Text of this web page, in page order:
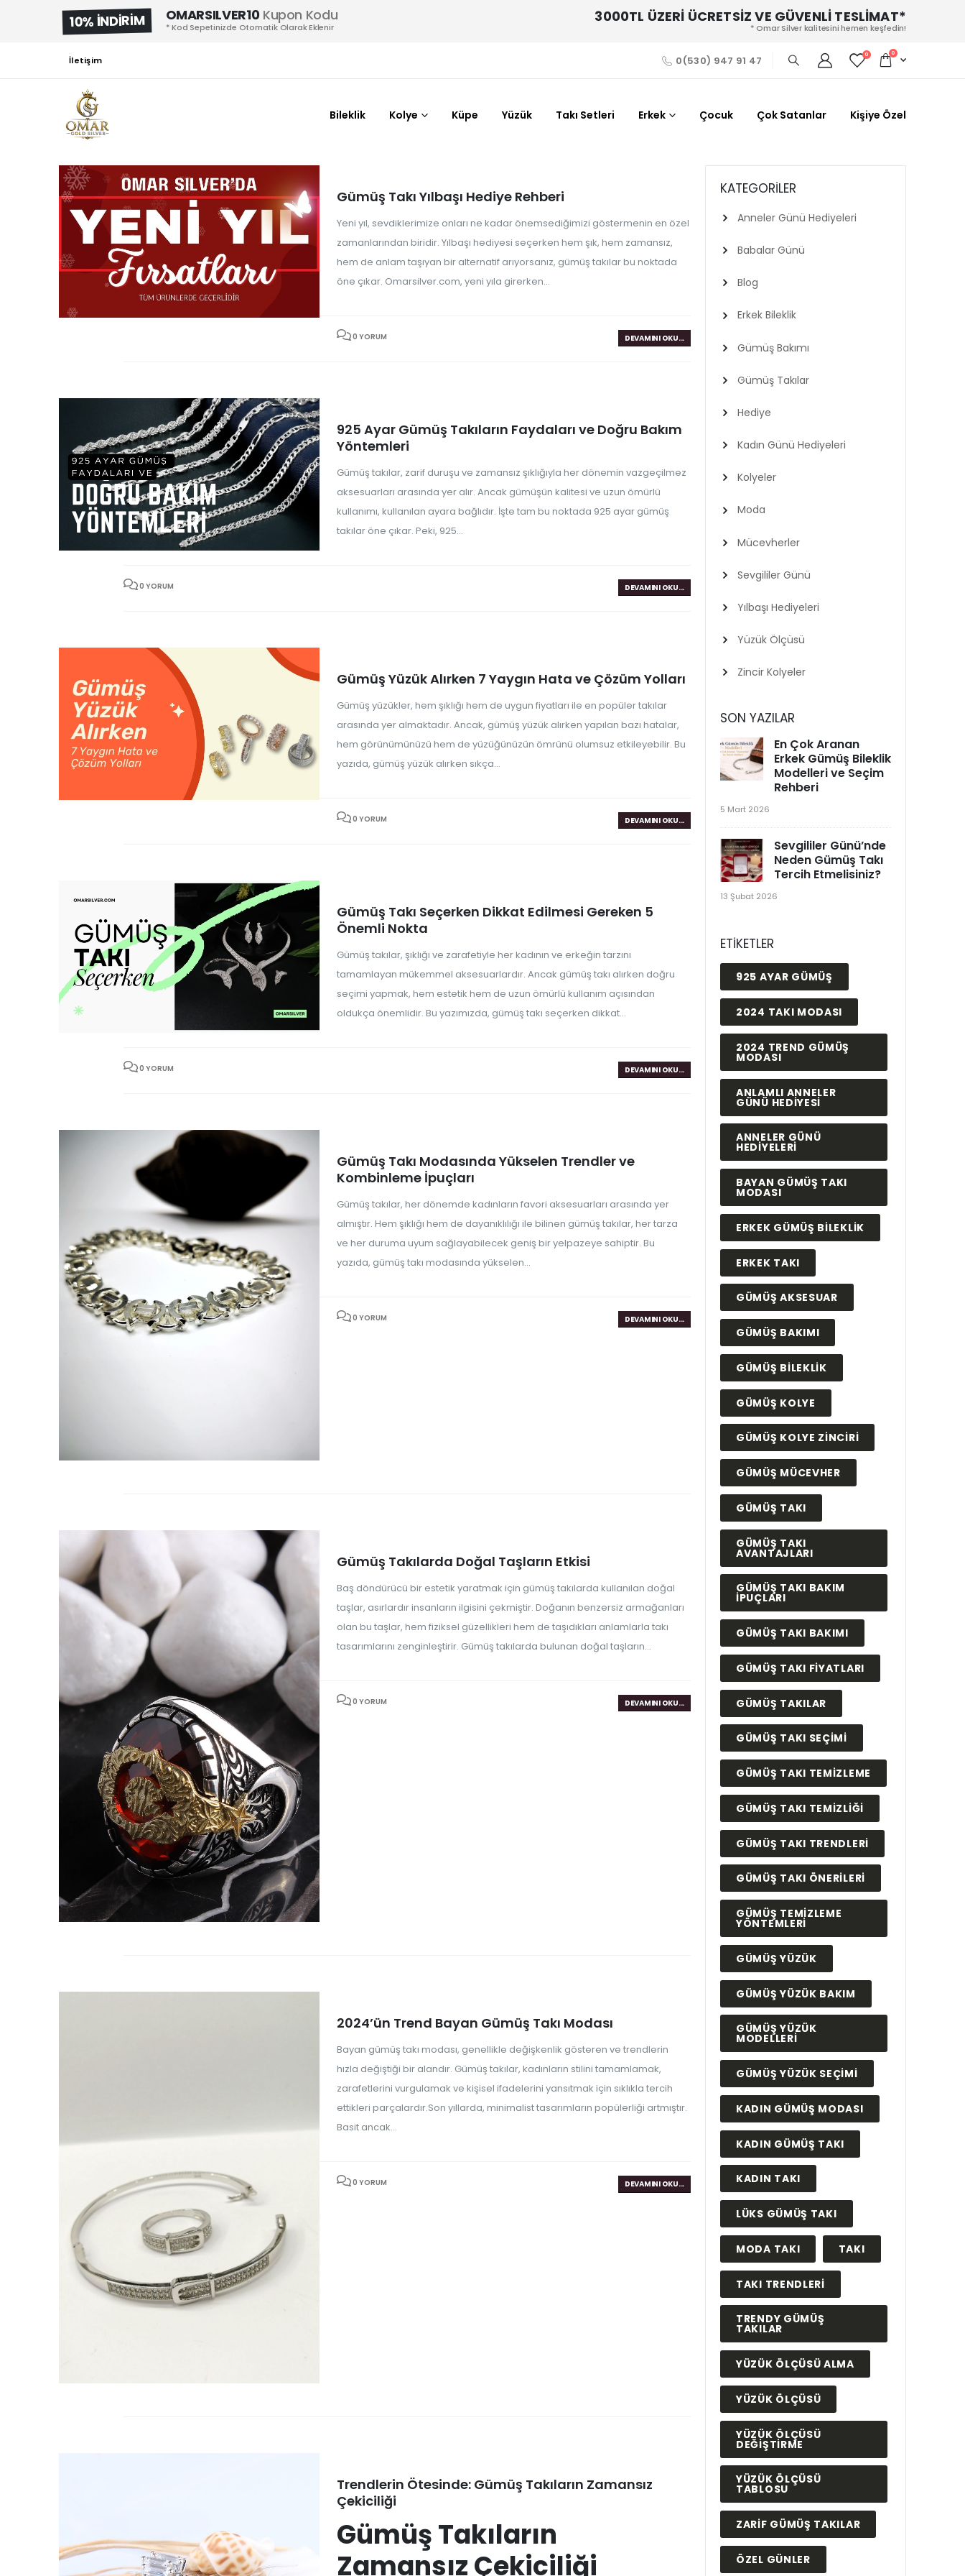
10% İNDİRİM OMARSILVER10Kupon Kodu
* Kod Sepetinizde Otomatik Olarak Eklenir
3000TL ÜZERİ ÜCRETSİZ VE GÜVENLİ TESLİMAT*
* Omar Silver kalitesini hemen keşfedin!
İletişim 0(530) 947 91 47 0 0
Bileklik Kolye Küpe Yüzük Takı Setleri Erkek Çocuk Çok Satanlar Kişiye Özel
17
ARA Gümüş Takı Yılbaşı Hediye Rehberi
Yeni yıl, sevdiklerimize onları ne kadar önemsediğimizi göstermenin en özel
zamanlarından biridir. Yılbaşı hediyesi seçerken hem şık, hem zamansız,
hem de anlam taşıyan bir alternatif arıyorsanız, gümüş takılar bu noktada
öne çıkar. Omarsilver.com, yeni yıla girerken...
0 YORUM DEVAMINI OKU...
17
TEM
925 Ayar Gümüş Takıların Faydaları ve Doğru Bakım
Yöntemleri
Gümüş takılar, zarif duruşu ve zamansız şıklığıyla her dönemin vazgeçilmez
aksesuarları arasında yer alır. Ancak gümüşün kalitesi ve uzun ömürlü
kullanımı, kullanılan ayara bağlıdır. İşte tam bu noktada 925 ayar gümüş
takılar öne çıkar. Peki, 925...
0 YORUM DEVAMINI OKU...
27
Gümüş Yüzük Alırken 7 Yaygın Hata ve Çözüm Yolları
Gümüş yüzükler, hem şıklığı hem de uygun fiyatları ile en popüler takılar
arasında yer almaktadır. Ancak, gümüş yüzük alırken yapılan bazı hatalar,
hem görünümünüzü hem de yüzüğünüzün ömrünü olumsuz etkileyebilir. Bu
yazıda, gümüş yüzük alırken sıkça...
0 YORUM DEVAMINI OKU...
19
Gümüş Takı Seçerken Dikkat Edilmesi Gereken 5
Önemli Nokta
Gümüş takılar, şıklığı ve zarafetiyle her kadının ve erkeğin tarzını
tamamlayan mükemmel aksesuarlardır. Ancak gümüş takı alırken doğru
seçimi yapmak, hem estetik hem de uzun ömürlü kullanım açısından
oldukça önemlidir. Bu yazımızda, gümüş takı seçerken dikkat...
0 YORUM DEVAMINI OKU...
ŞUB
Gümüş Takı Modasında Yükselen Trendler ve
Kombinleme İpuçları
Gümüş takılar, her dönemde kadınların favori aksesuarları arasında yer
almıştır. Hem şıklığı hem de dayanıklılığı ile bilinen gümüş takılar, her tarza
ve her duruma uyum sağlayabilecek geniş bir yelpazeye sahiptir. Bu
yazıda, gümüş takı modasında yükselen...
0 YORUM DEVAMINI OKU...
27
Gümüş Takılarda Doğal Taşların Etkisi
Baş döndürücü bir estetik yaratmak için gümüş takılarda kullanılan doğal
taşlar, asırlardır insanların ilgisini çekmiştir. Doğanın benzersiz armağanları
olan bu taşlar, hem fiziksel güzellikleri hem de taşıdıkları anlamlarla takı
tasarımlarını zenginleştirir. Gümüş takılarda bulunan doğal taşların...
0 YORUM DEVAMINI OKU...
2024’ün Trend Bayan Gümüş Takı Modası
Bayan gümüş takı modası, genellikle değişkenlik gösteren ve trendlerin
hızla değiştiği bir alandır. Gümüş takılar, kadınların stilini tamamlamak,
zarafetlerini vurgulamak ve kişisel ifadelerini yansıtmak için sıklıkla tercih
ettikleri parçalardır.Son yıllarda, minimalist tasarımların popülerliği artmıştır.
Basit ancak...
0 YORUM DEVAMINI OKU...
Trendlerin Ötesinde: Gümüş Takıların Zamansız
Çekiciliği
Gümüş Takıların
Zamansız Çekiciliği
KATEGORILER
Anneler Günü Hediyeleri
Babalar Günü
Blog
Erkek Bileklik
Gümüş Bakımı
Gümüş Takılar
Hediye
Kadın Günü Hediyeleri
Kolyeler
Moda
Mücevherler
Sevgililer Günü
Yılbaşı Hediyeleri
Yüzük Ölçüsü
Zincir Kolyeler
SON YAZILAR
En Çok Aranan
Erkek Gümüş Bileklik
Modelleri ve Seçim
Rehberi
5 Mart 2026
Sevgililer Günü’nde
Neden Gümüş Takı
Tercih Etmelisiniz?
13 Şubat 2026
ETIKETLER
925 AYAR GÜMÜŞ
2024 TAKI MODASI
2024 TREND GÜMÜŞ
MODASI
ANLAMLI ANNELER
GÜNÜ HEDIYESI
ANNELER GÜNÜ
HEDIYELERI
BAYAN GÜMÜŞ TAKI
MODASI
ERKEK GÜMÜŞ BILEKLIK
ERKEK TAKI
GÜMÜŞ AKSESUAR
GÜMÜŞ BAKIMI
GÜMÜŞ BILEKLIK
GÜMÜŞ KOLYE
GÜMÜŞ KOLYE ZINCIRI
GÜMÜŞ MÜCEVHER
GÜMÜŞ TAKI
GÜMÜŞ TAKI
AVANTAJLARI
GÜMÜŞ TAKI BAKIM
IPUÇLARI
GÜMÜŞ TAKI BAKIMI
GÜMÜŞ TAKI FIYATLARI
GÜMÜŞ TAKILAR
GÜMÜŞ TAKI SEÇIMI
GÜMÜŞ TAKI TEMIZLEME
GÜMÜŞ TAKI TEMIZLIĞI
GÜMÜŞ TAKI TRENDLERI
GÜMÜŞ TAKI ÖNERILERI
GÜMÜŞ TEMIZLEME
YÖNTEMLERI
GÜMÜŞ YÜZÜK
GÜMÜŞ YÜZÜK BAKIM
GÜMÜŞ YÜZÜK
MODELLERI
GÜMÜŞ YÜZÜK SEÇIMI
KADIN GÜMÜŞ MODASI
KADIN GÜMÜŞ TAKI
KADIN TAKI
LÜKS GÜMÜŞ TAKI
MODA TAKI TAKI
TAKI TRENDLERI
TRENDY GÜMÜŞ
TAKILAR
YÜZÜK ÖLÇÜSÜ ALMA
YÜZÜK ÖLÇÜSÜ
YÜZÜK ÖLÇÜSÜ
DEĞIŞTIRME
YÜZÜK ÖLÇÜSÜ
TABLOSU
ZARIF GÜMÜŞ TAKILAR
ÖZEL GÜNLER